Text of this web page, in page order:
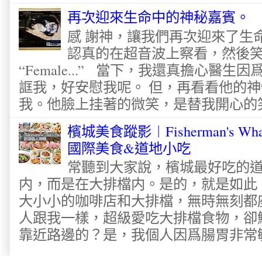
再次迎來生命中的神秘嘉賓。
感 謝神，讓我們再次迎來了生
認真的在超音波上察看，然後
“Female...” 當下，我還真擔心醫生因
誆我，好安慰我呢。 但，再看看他的
我。他臉上挂著的微笑，是替我開心的
檳城美食蹤影︱Fisherman's
國際美食&道地小吃
常聽到大家說，檳城最好吃的
内，而是在大排檔内。是的，就是如
大小小的咖啡店和大排檔，無時無刻
人跟我一樣，超級愛吃大排檔食物，
靠近路邊的？是，我個人因爲腸胃非